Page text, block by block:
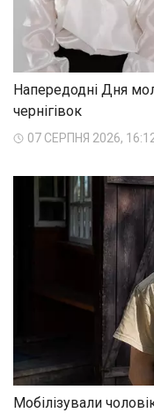
Напередодні Дня
чернігівок
07 СЕРПНЯ 2026,
Мобілізували